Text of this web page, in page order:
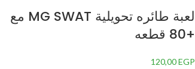
لعبة طائره تحويلية MG SWAT مع
+80 قطعه
120,00EGP